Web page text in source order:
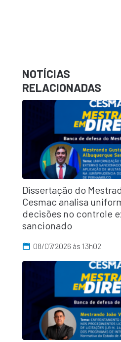
NOTÍCIAS
RELACIONADAS
Dissertação do
Cesmac analisa
decisões no controle
sancionado
08/07/2026 às 13h02